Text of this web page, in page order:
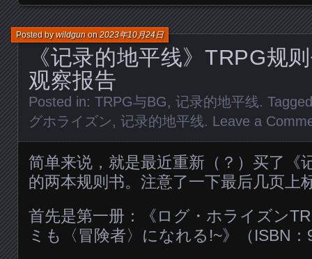
《记录的地平线》TRPG规
观察报告
Posted bywildgunon2023年10月24日
Posted in: TRPG与BG, 记录的地平线.
グホライズン, 记录的地平线. Leave a
简单来说，就是最近重新（？）买了《
的两本规则书。注意了一下最后几页上
首先是第一册：《ログ・ホライズン
ミも〈冒険者〉になれる!~》（ISBN